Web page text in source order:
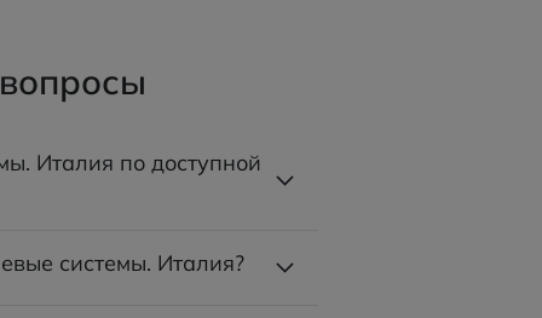
Италия по доступной
системы. Италия?